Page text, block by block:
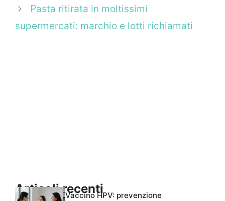
Pasta ritirata in moltissimi
supermercati: marchio e lotti richiamati
Articoli recentiVaccino HPV: prevenzione